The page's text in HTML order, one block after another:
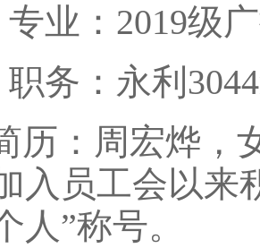
专业：2019级
职务：永利
历：周宏烨，
入员工会以来
人”称号。